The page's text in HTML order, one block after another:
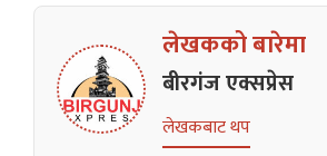
लेखकको बारेमा
बीरगंज एक्सप्रेस
लेखकबाट थप